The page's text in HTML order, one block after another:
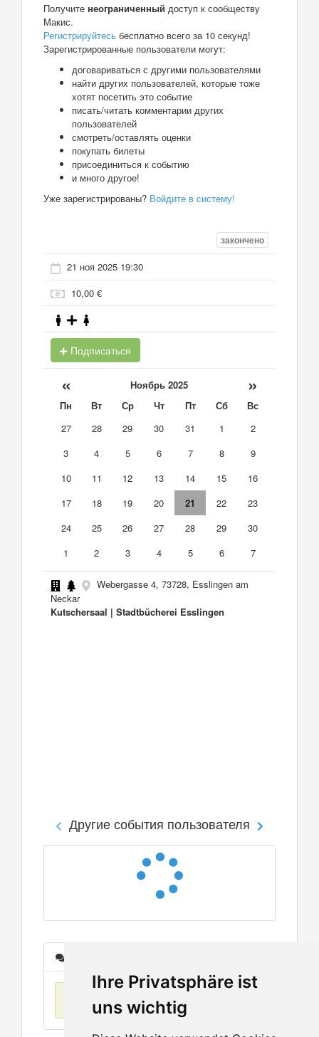
Ihre Privatsphäre ist
uns wichtig
Получите неограниченный доступ к сообществу
Макис.
Регистрируйтесь бесплатно всего за 10 секунд!
Зарегистрированные пользователи могут:
договариваться с другими пользователями
найти других пользователей, которые тоже
хотят посетить это событие
писать/читать комментарии других
пользователей
смотреть/оставлять оценки
покупать билеты
присоединиться к событию
и много другое!
Уже зарегистрированы? Войдите в систему!
закончено
21 ноя 2025 19:30
10,00 €
Подписаться
« Ноябрь 2025 »
Пн Вт Ср Чт Пт Сб
Вс
27
28 29 30 31 1
2
3
4 5 6 7 8
9
10
11 12 13 14 15
16
17
18 19 20 21 22
23
24
25 26 27 28 29
30
1
2 3 4 5 6 7
Webergasse 4, 73728, Esslingen am
Neckar
Kutschersaal | Stadtbücherei Esslingen
Другие события пользователя